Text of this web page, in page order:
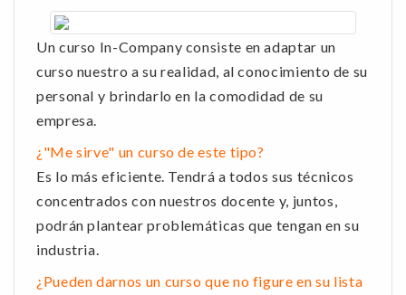
Un curso In-Company consiste en adaptar un
curso nuestro a su realidad, al conocimiento de su
personal y brindarlo en la comodidad de su
empresa.
¿"Me sirve" un curso de este tipo?
Es lo más eficiente. Tendrá a todos sus técnicos
concentrados con nuestros docente y, juntos,
podrán plantear problemáticas que tengan en su
industria.
¿Pueden darnos un curso que no figure en su lista